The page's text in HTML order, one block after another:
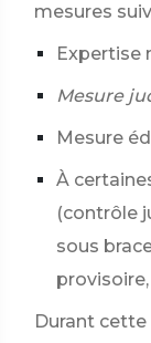
mesures
Expertise
Mesure
Mesure
À
(contrôle
sous
provisoire,
Durant